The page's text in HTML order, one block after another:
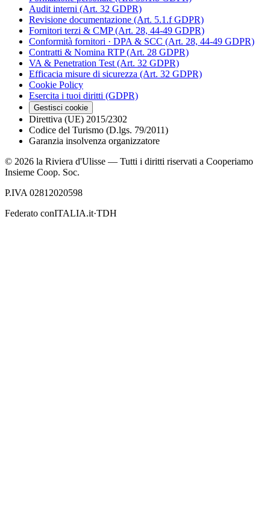
Audit interni (Art. 32 GDPR)
Revisione documentazione (Art. 5.1.f GDPR)
Fornitori terzi & CMP (Art. 28, 44-49 GDPR)
Conformità fornitori · DPA & SCC (Art. 28, 44-49 GDPR)
Contratti & Nomina RTP (Art. 28 GDPR)
VA & Penetration Test (Art. 32 GDPR)
Efficacia misure di sicurezza (Art. 32 GDPR)
Cookie Policy
Esercita i tuoi diritti (GDPR)
Gestisci cookie
Direttiva (UE) 2015/2302
Codice del Turismo (D.lgs. 79/2011)
Garanzia insolvenza organizzatore
© 2026 la Riviera d'Ulisse — Tutti i diritti riservati a Cooperiamo
Insieme Coop. Soc.
P.IVA 02812020598
Federato conITALIA.it·TDH